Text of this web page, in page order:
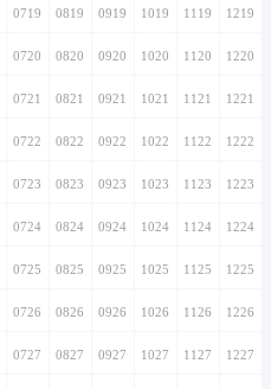
0719 0819 0919 1019 1119 1219
0720 0820 0920 1020 1120 1220
0721 0821 0921 1021 1121 1221
0722 0822 0922 1022 1122 1222
0723 0823 0923 1023 1123 1223
0724 0824 0924 1024 1124 1224
0725 0825 0925 1025 1125 1225
0726 0826 0926 1026 1126 1226
0727 0827 0927 1027 1127 1227